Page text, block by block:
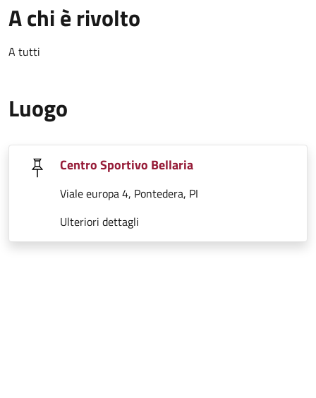
A chi è rivolto
A tutti
Luogo
Centro Sportivo Bellaria
Viale europa 4, Pontedera, PI
Ulteriori dettagli